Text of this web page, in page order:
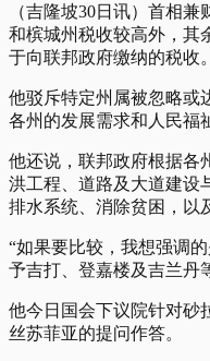
（吉隆坡30日讯）首相
和槟城州税收较高外，其
于向联邦政府缴纳的税收。
他驳斥特定州属被忽略或
各州的发展需求和人民福
他还说，联邦政府根据各
洪工程、道路及大道建设
排水系统、消除贫困，以
“如果要比较，我想强调
予吉打、登嘉楼及吉兰丹
他今日国会下议院针对砂
丝苏菲亚的提问作答。